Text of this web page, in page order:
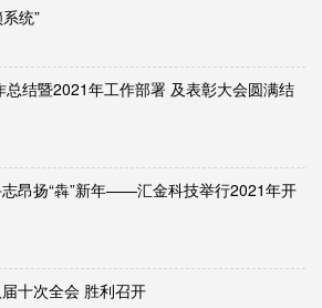
统”
结暨2021年工作部署 及表彰大会圆满结
昂扬“犇”新年——汇金科技举行2021年开
十次全会 胜利召开